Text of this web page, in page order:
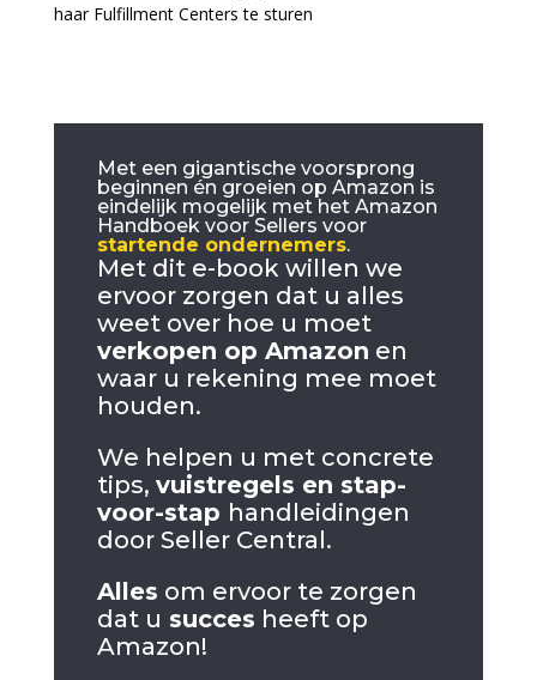
haar Fulfillment Centers te sturen
Met een gigantische voorsprong
beginnen én groeien op Amazon is
eindelijk mogelijk met het Amazon
Handboek voor Sellers voor
startende ondernemers.
Met dit e-book willen we
ervoor zorgen dat u alles
weet over hoe u moet
verkopen op Amazon en
waar u rekening mee moet
houden.
We helpen u met concrete
tips, vuistregels en stap-
voor-stap handleidingen
door Seller Central.
Alles om ervoor te zorgen
dat u succes heeft op
Amazon!